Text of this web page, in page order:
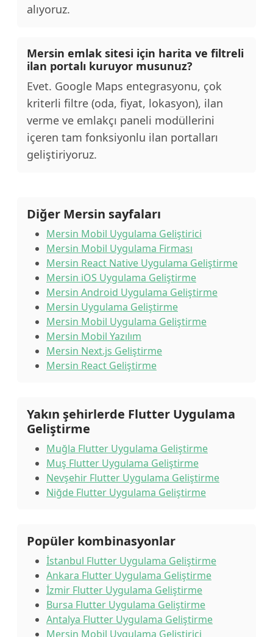
alıyoruz.
Mersin emlak sitesi için harita ve filtreli
ilan portalı kuruyor musunuz?
Evet. Google Maps entegrasyonu, çok
kriterli filtre (oda, fiyat, lokasyon), ilan
verme ve emlakçı paneli modüllerini
içeren tam fonksiyonlu ilan portalları
geliştiriyoruz.
Diğer Mersin sayfaları
Mersin Mobil Uygulama Geliştirici
Mersin Mobil Uygulama Firması
Mersin React Native Uygulama Geliştirme
Mersin iOS Uygulama Geliştirme
Mersin Android Uygulama Geliştirme
Mersin Uygulama Geliştirme
Mersin Mobil Uygulama Geliştirme
Mersin Mobil Yazılım
Mersin Next.js Geliştirme
Mersin React Geliştirme
Yakın şehirlerde Flutter Uygulama
Geliştirme
Muğla Flutter Uygulama Geliştirme
Muş Flutter Uygulama Geliştirme
Nevşehir Flutter Uygulama Geliştirme
Niğde Flutter Uygulama Geliştirme
Popüler kombinasyonlar
İstanbul Flutter Uygulama Geliştirme
Ankara Flutter Uygulama Geliştirme
İzmir Flutter Uygulama Geliştirme
Bursa Flutter Uygulama Geliştirme
Antalya Flutter Uygulama Geliştirme
Mersin Mobil Uygulama Geliştirici